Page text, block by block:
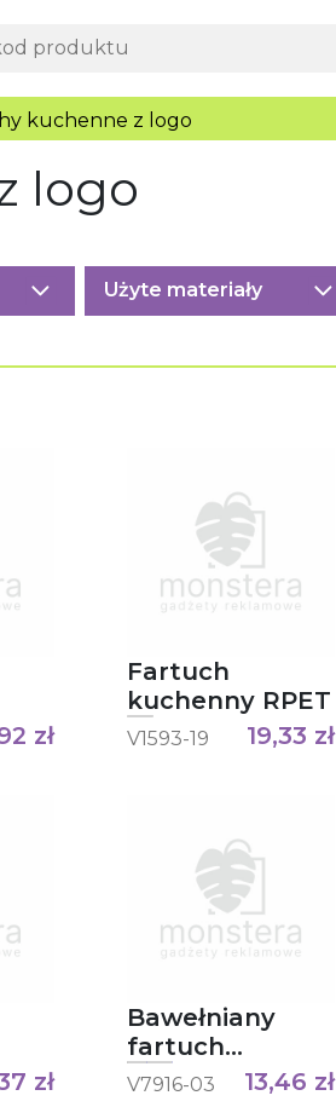
kuchenne z logo
logo
Użyte materiały
zł
Fartuch
kuchenny RPET
V1593-19 19,33 zł
zł
Bawełniany
fartuch
kuchenny
V7916-03 13,46 zł